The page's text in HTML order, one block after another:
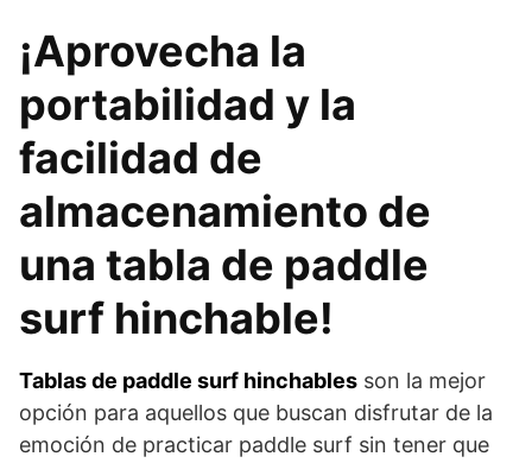
¡Aprovecha la
portabilidad y la
facilidad de
almacenamiento de
una tabla de paddle
surf hinchable!
Tablas de paddle surf hinchables son la mejor
opción para aquellos que buscan disfrutar de la
emoción de practicar paddle surf sin tener que